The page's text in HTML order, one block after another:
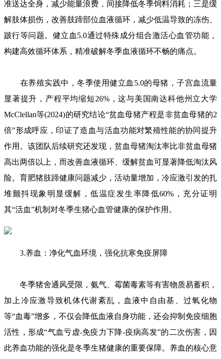
准送达全身，减少能量浪费，间接降低冬季饲料消耗；三是缓
解肢体损伤，改善肢蹄部位血液循环，减少低温导致的冻伤、
跛行等问题。健立血5.0通过特殊成分组合激活心血管功能，
构建高效循环体系，精准破解冬季血液循环不畅的痛点。
在养殖实践中，冬季使用健立血5.0的母猪，子宫血流量
显著提升，产程平均缩短26%，这与美国南达科他州立大学
McClellan等(2024)的研究结论“贫血母猪产程是非贫血母猪的2
倍”形成呼应，印证了造血与活血功能对繁殖性能的协同提升
作用。该团队后续研究还发现，贫血母猪淘汰率比非贫血母猪
高出两倍以上，而改善血液循环、缓解贫血可显著降低淘汰风
险。育肥猪肢蹄健康问题减少，活动量增加，冷应激引发的扎
堆颤抖现象明显缓解，低温症发生率降低60%，充分证明
其“活血”机制对冬季生猪心血管健康的保护作用。
3.养血：净化气血环境，强化抗寒免疫屏障
冬季猪舍通风受限，氨气、霉菌毒素等有害物质易蓄积，
加上冷应激导致机体代谢紊乱，血液中自由基、过氧化物
等“血毒”增多，不仅会降低血液自身功能，还会抑制免疫细胞
活性，形成“气血亏虚-免疫力下降-疫病高发”的二次伤害，因
此养血功能的强化是冬季生猪健康的重要保障。养血的核心意